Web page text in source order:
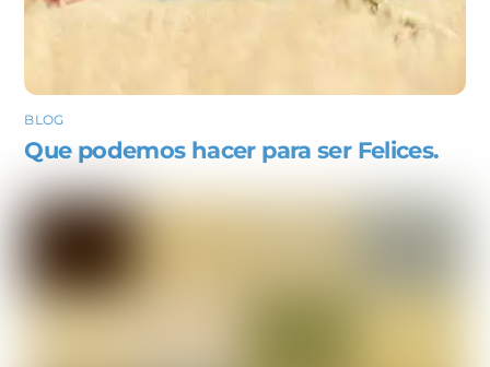
BLOG
Que podemos hacer para ser Felices.